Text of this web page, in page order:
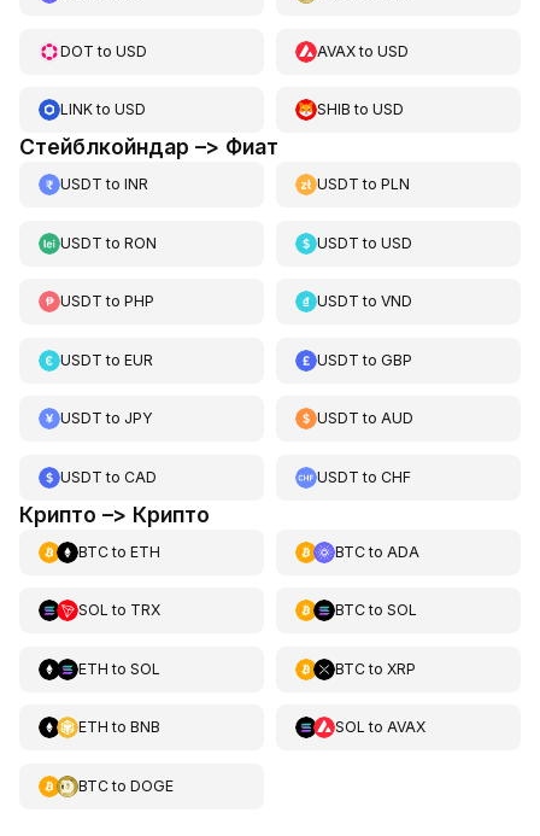
DOT to USD AVAXtoUSD
LINKto USD SHIB toUSD
Стейблкойндар –> Фиат
USDT to INR USDT toPLN
USDT to RON USDT toUSD
USDT to PHP USDT toVND
USDT to EUR USDT toGBP
USDT to JPY USDT toAUD
USDT to CAD USDT toCHF
Крипто –> Крипто
BTCto ETH BTCto ADA
SOL to TRX BTCto SOL
ETH to SOL BTCto XRP
ETH to BNB SOL to AVAX
BTCto DOGE